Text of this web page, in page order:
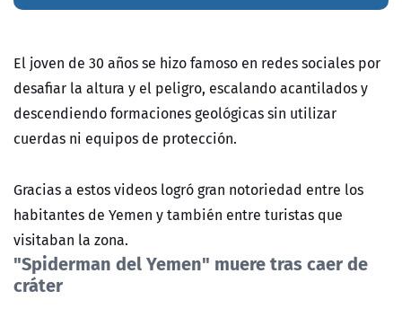
El joven de 30 años se hizo famoso en redes sociales por
desafiar la altura y el peligro, escalando acantilados y
descendiendo formaciones geológicas sin utilizar
cuerdas ni equipos de protección.
Gracias a estos videos logró gran notoriedad entre los
habitantes de Yemen y también entre turistas que
visitaban la zona.
"Spiderman del Yemen" muere tras caer de
cráter